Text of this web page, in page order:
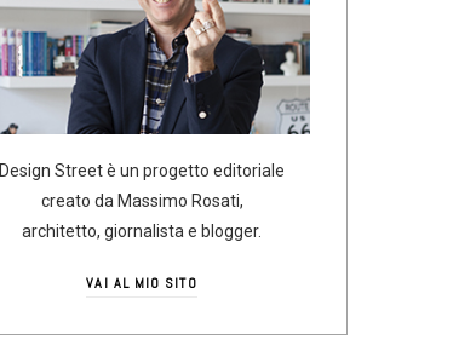
Design Street è un progetto editoriale
creato da Massimo Rosati,
architetto, giornalista e blogger.
VAI AL MIO SITO